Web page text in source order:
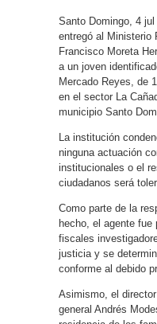
Santo Domingo, 4
entregó al Ministerio
Francisco Moreta
a un joven
Mercado Reyes, de
en el sector La
municipio Santo
La institución
ninguna actuación
institucionales o el
ciudadanos será
Como parte de la
hecho, el agente
fiscales
justicia y se
conforme al debido
Asimismo, el
general Andrés